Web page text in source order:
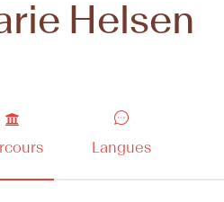
Helsen
Langues